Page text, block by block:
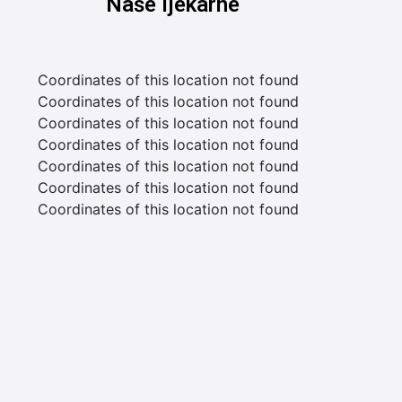
Coordinates of this location not found
Coordinates of this location not found
Coordinates of this location not found
Coordinates of this location not found
Coordinates of this location not found
Coordinates of this location not found
Coordinates of this location not found